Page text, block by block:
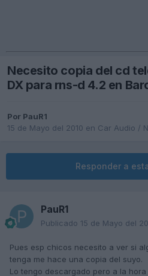
Necesito copia del cd
DX para rns-d 4.2 en
Por PauR1
15 de Mayo del 2010 en Car Audio /
Responder a
PauR1
Publicado 15 de Mayo del
Pues esp chicos necesito a ver si
tenga me hace una copia del suyo.
Lo tengo descargado pero a la